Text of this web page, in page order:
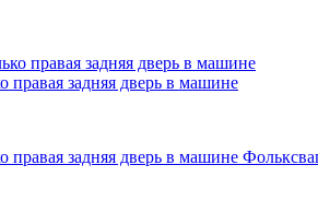
правая задняя дверь в машине
правая задняя дверь в машине